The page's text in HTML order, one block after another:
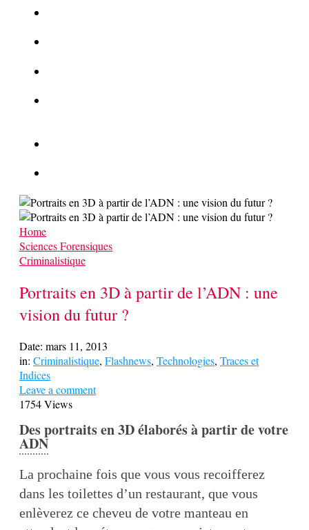
Home
Sciences Forensiques
Criminalistique
Portraits en 3D à partir de l’ADN : une
vision du futur ?
Date: mars 11, 2013
in: Criminalistique, Flashnews, Technologies, Traces et
Indices
Leave a comment
1754 Views
Des portraits en 3D élaborés à partir de votre
ADN
La prochaine fois que vous vous recoifferez
dans les toilettes d’un restaurant, que vous
enlèverez ce cheveu de votre manteau en